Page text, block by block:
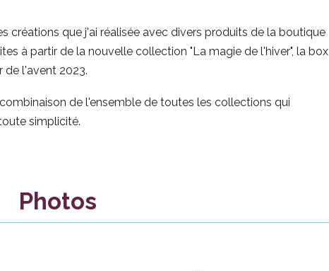
créations que j'ai réalisée avec divers produits de la boutique
à partir de la nouvelle collection "La magie de l'hiver", la box
l'avent 2023.
de l'ensemble de toutes les collections qui
simplicité.
Photos